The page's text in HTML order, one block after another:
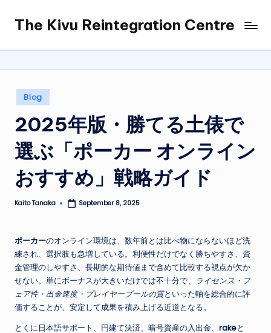
content
The Kivu Reintegration Centre
Posted
in
Blog
2025年版・勝てる土俵で
選ぶ「ポーカー オンライン
おすすめ」戦略ガイド
Posted
Kaito Tanaka September 8, 2025
ポーカーのオンライン環境は、数年前とは比べ物にならないほど洗
練され、選択肢も急増している。利便性だけでなく勝ちやすさ、資
金管理のしやすさ、長期的な期待値まで含めて比較する視点が欠か
せない。単にボーナスが大きいだけでは不十分で、
ライセンス・フ
ェア性・出金速度・プレイヤープールの質といった軸を総合的に評
価することが、安定して成果を積み上げる近道となる。
とくに日本語サポート、円建て決済、暗号資産の入出金、 rakeと